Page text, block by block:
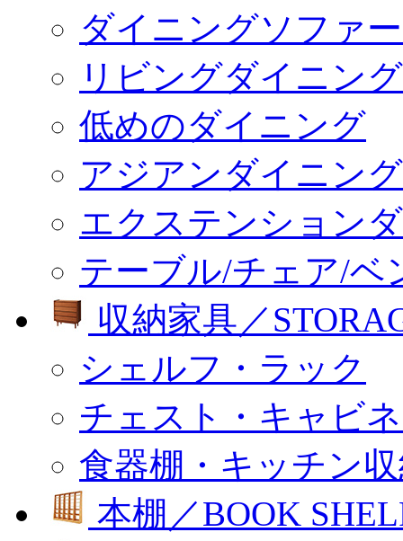
ダイニングソファ
リビングダイニン
低めのダイニング
アジアンダイニング
エクステンション
テーブル/チェア/ベ
収納家具／
シェルフ・ラック
チェスト・キャビ
食器棚・キッチン
本棚／BOOK